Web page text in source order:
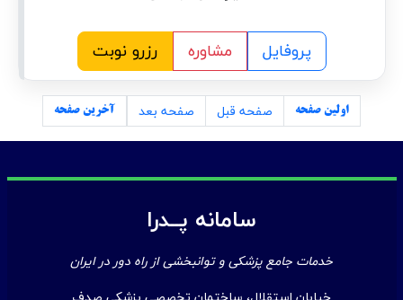
پروفایل مشاوره رزرو نوبت
اولین صفحه صفحه قبل صفحه بعد آخرین صفحه
سامانه پــدرا
خدمات جامع پزشکی و توانبخشی از راه دور در ایران